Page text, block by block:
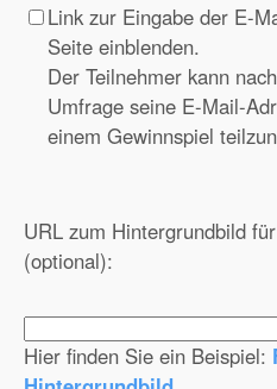
Link zur Eingabe der E-
Seite einblenden.
Der Teilnehmer kann
Umfrage seine E-Mail-
einem Gewinnspiel
URL zum Hintergrundbild
(optional):
Hier finden Sie ein Beispiel: